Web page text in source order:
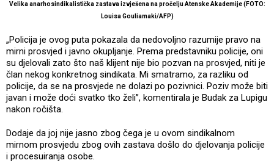
Velika anarhosindikalistička zastava izvješena na pročelju Atenske Akademije (FOTO:
Louisa Gouliamaki/AFP)
„Policija je ovog puta pokazala da nedovoljno razumije pravo na
mirni prosvjed i javno okupljanje. Prema predstavniku policije, oni
su djelovali zato što naš klijent nije bio pozvan na prosvjed, niti je
član nekog konkretnog sindikata. Mi smatramo, za razliku od
policije, da se na prosvjede ne dolazi po pozivnici. Poziv može biti
javan i može doći svatko tko želi”, komentirala je Budak za Lupigu
nakon ročišta.
Dodaje da joj nije jasno zbog čega je u ovom sindikalnom
mirnom prosvjedu zbog ovih zastava došlo do djelovanja policije
i procesuiranja osobe.